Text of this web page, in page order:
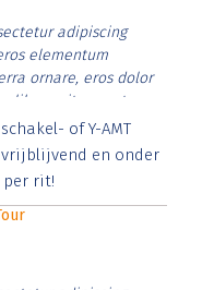
adipiscing
elementum
ornare, eros dolor
libero vitae erat.
id rutrum lorem
tristique posuere.
of Y-AMT
vrijblijvend en onder
per rit!